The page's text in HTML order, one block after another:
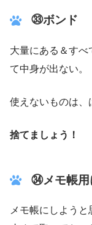
㉝ボンド
大量にある＆すべ
て中身が出ない。
使えないものは、
捨てましょう！
㉞メモ帳
メモ帳にしよう